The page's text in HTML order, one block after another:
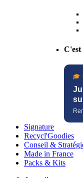
C'est
🎓
Signature
Recycl'Goodies
Conseil &
Made in France
Packs & Kits